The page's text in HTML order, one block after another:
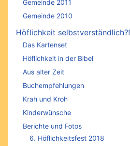
Gemeinde 2011
Gemeinde 2010
Höflichkeit selbstverständlich?!
Das Kartenset
Höflichkeit in der Bibel
Aus alter Zeit
Buchempfehlungen
Krah und Kroh
Kinderwünsche
Berichte und Fotos
6. Höflichkeitsfest 2018